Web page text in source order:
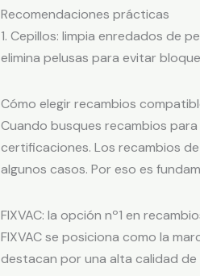
Recomendaciones prácticas
1. Cepillos: limpia enredados de
elimina pelusas para evitar
Cómo elegir recambios
Cuando busques recambios
certificaciones. Los recambios
algunos casos. Por eso es
FIXVAC: la opción nº1 en
FIXVAC se posiciona como la
destacan por una alta calidad